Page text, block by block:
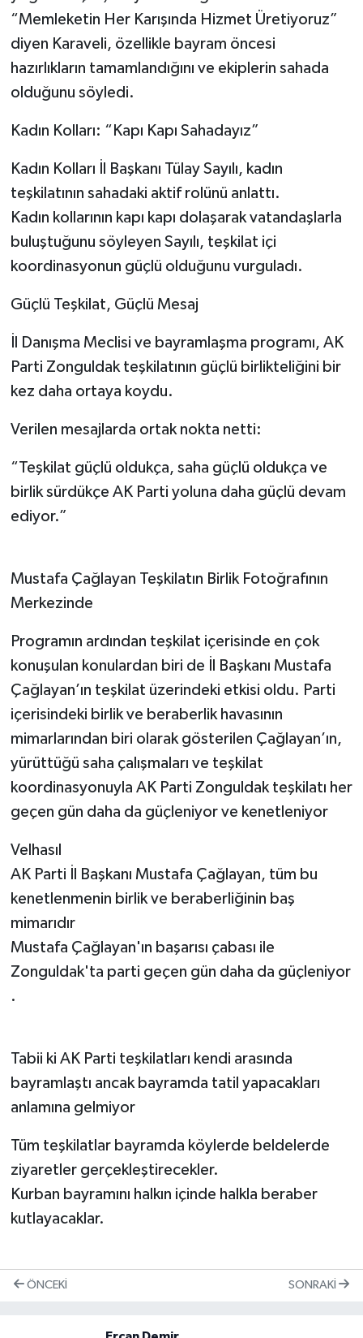
“Memleketin Her Karışında Hizmet Üretiyoruz”
diyen Karaveli, özellikle bayram öncesi
hazırlıkların tamamlandığını ve ekiplerin sahada
olduğunu söyledi.
Kadın Kolları: “Kapı Kapı Sahadayız”
Kadın Kolları İl Başkanı Tülay Sayılı, kadın
teşkilatının sahadaki aktif rolünü anlattı.
Kadın kollarının kapı kapı dolaşarak vatandaşlarla
buluştuğunu söyleyen Sayılı, teşkilat içi
koordinasyonun güçlü olduğunu vurguladı.
Güçlü Teşkilat, Güçlü Mesaj
İl Danışma Meclisi ve bayramlaşma programı, AK
Parti Zonguldak teşkilatının güçlü birlikteliğini bir
kez daha ortaya koydu.
Verilen mesajlarda ortak nokta netti:
“Teşkilat güçlü oldukça, saha güçlü oldukça ve
birlik sürdükçe AK Parti yoluna daha güçlü devam
ediyor.”
Mustafa Çağlayan Teşkilatın Birlik Fotoğrafının
Merkezinde
Programın ardından teşkilat içerisinde en çok
konuşulan konulardan biri de İl Başkanı Mustafa
Çağlayan’ın teşkilat üzerindeki etkisi oldu. Parti
içerisindeki birlik ve beraberlik havasının
mimarlarından biri olarak gösterilen Çağlayan’ın,
yürüttüğü saha çalışmaları ve teşkilat
koordinasyonuyla AK Parti Zonguldak teşkilatı her
geçen gün daha da güçleniyor ve kenetleniyor
Velhasıl
AK Parti İl Başkanı Mustafa Çağlayan, tüm bu
kenetlenmenin birlik ve beraberliğinin baş
mimarıdır
Mustafa Çağlayan'ın başarısı çabası ile
Zonguldak'ta parti geçen gün daha da güçleniyor
.
Tabii ki AK Parti teşkilatları kendi arasında
bayramlaştı ancak bayramda tatil yapacakları
anlamına gelmiyor
Tüm teşkilatlar bayramda köylerde beldelerde
ziyaretler gerçekleştirecekler.
Kurban bayramını halkın içinde halkla beraber
kutlayacaklar.
ÖNCEKI SONRAKI